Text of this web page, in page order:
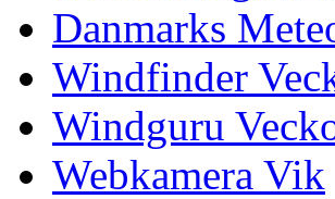
Danmarks
Windfinder
Windguru
Webkamera Vik